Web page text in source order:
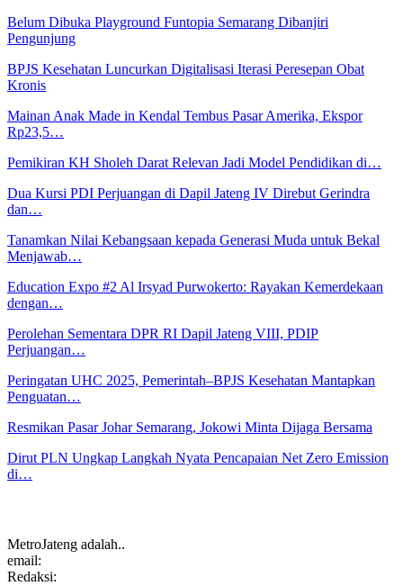
Belum Dibuka Playground Funtopia Semarang Dibanjiri
Pengunjung
BPJS Kesehatan Luncurkan Digitalisasi Iterasi Peresepan Obat
Kronis
Mainan Anak Made in Kendal Tembus Pasar Amerika, Ekspor
Rp23,5…
Pemikiran KH Sholeh Darat Relevan Jadi Model Pendidikan di…
Dua Kursi PDI Perjuangan di Dapil Jateng IV Direbut Gerindra
dan…
Tanamkan Nilai Kebangsaan kepada Generasi Muda untuk Bekal
Menjawab…
Education Expo #2 Al Irsyad Purwokerto: Rayakan Kemerdekaan
dengan…
Perolehan Sementara DPR RI Dapil Jateng VIII, PDIP
Perjuangan…
Peringatan UHC 2025, Pemerintah–BPJS Kesehatan Mantapkan
Penguatan…
Resmikan Pasar Johar Semarang, Jokowi Minta Dijaga Bersama
Dirut PLN Ungkap Langkah Nyata Pencapaian Net Zero Emission
di…
MetroJateng adalah..
email:
Redaksi: